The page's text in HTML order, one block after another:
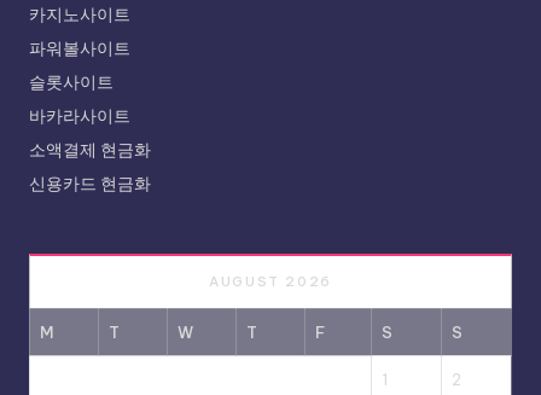
카지노사이트
파워볼사이트
슬롯사이트
바카라사이트
소액결제 현금화
신용카드 현금화
AUGUST 2026
M T W T F S S
1 2